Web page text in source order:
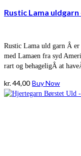
Rustic Lama
Rustic Lama uld garn Â
med Lamaen fra syd
rart og behageligÂ at
kr.44,00 Buy Now